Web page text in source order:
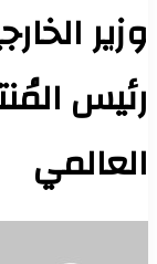
وزير
رئيس
العالمي